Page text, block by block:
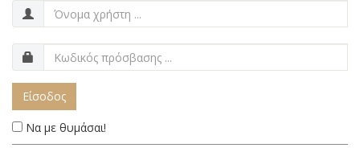
Είσοδος
Να με θυμάσαι!